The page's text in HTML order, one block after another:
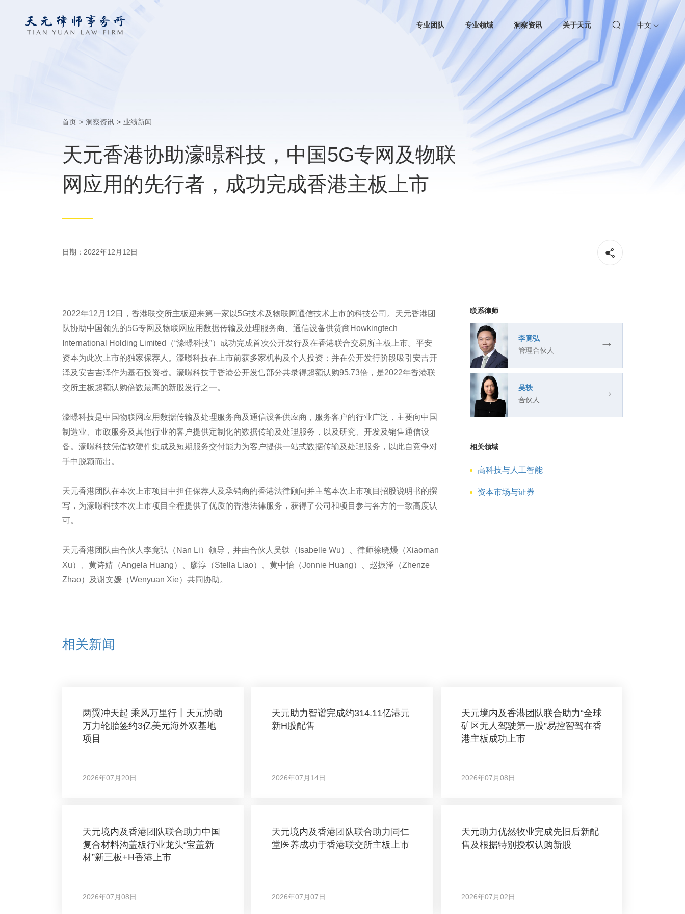
专业团队 专业领域 洞察资讯 关于天元 中文
首页 > 洞察资讯 > 业绩新闻
天元香港协助濠暻科技，中国5G专网及物联
网应用的先行者，成功完成香港主板上市
日期：2022年12月12日
2022年12月12日，香港联交所主板迎来第一家以5G技术及物联网通信技术上市的科技公司。天元香港团
队协助中国领先的5G专网及物联网应用数据传输及处理服务商、通信设备供货商Howkingtech
International Holding Limited（“濠暻科技”）成功完成首次公开发行及在香港联合交易所主板上市。平安
资本为此次上市的独家保荐人。濠暻科技在上市前获多家机构及个人投资；并在公开发行阶段吸引安吉开
泽及安吉吉泽作为基石投资者。濠暻科技于香港公开发售部分共录得超额认购95.73倍，是2022年香港联
交所主板超额认购倍数最高的新股发行之一。
濠暻科技是中国物联网应用数据传输及处理服务商及通信设备供应商，服务客户的行业广泛，主要向中国
制造业、市政服务及其他行业的客户提供定制化的数据传输及处理服务，以及研究、开发及销售通信设
备。濠暻科技凭借软硬件集成及短期服务交付能力为客户提供一站式数据传输及处理服务，以此自竞争对
手中脱颖而出。
天元香港团队在本次上市项目中担任保荐人及承销商的香港法律顾问并主笔本次上市项目招股说明书的撰
写，为濠暻科技本次上市项目全程提供了优质的香港法律服务，获得了公司和项目参与各方的一致高度认
可。
天元香港团队由合伙人李竟弘（Nan Li）领导，并由合伙人吴轶（Isabelle Wu）、律师徐晓熳（Xiaoman
Xu）、黄诗婧（Angela Huang）、廖淳（Stella Liao）、黄中怡（Jonnie Huang）、赵振泽（Zhenze
Zhao）及谢文媛（Wenyuan Xie）共同协助。
联系律师
李竟弘
管理合伙人
吴轶
合伙人
相关领域
高科技与人工智能
资本市场与证券
相关新闻
两翼冲天起 乘风万里行丨天元协助
万力轮胎签约3亿美元海外双基地
项目
2026年07月20日
天元助力智谱完成约314.11亿港元
新H股配售
2026年07月14日
天元境内及香港团队联合助力“全球
矿区无人驾驶第一股”易控智驾在香
港主板成功上市
2026年07月08日
天元境内及香港团队联合助力中国
复合材料沟盖板行业龙头“宝盖新
材”新三板+H香港上市
2026年07月08日
天元境内及香港团队联合助力同仁
堂医养成功于香港联交所主板上市
2026年07月07日
天元助力优然牧业完成先旧后新配
售及根据特别授权认购新股
2026年07月02日